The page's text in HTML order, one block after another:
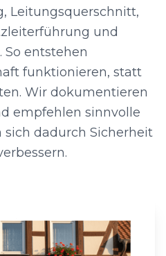
Leitungsquerschnitt,
und
So entstehen
funktionieren, statt
Wir dokumentieren
empfehlen sinnvolle
dadurch Sicherheit